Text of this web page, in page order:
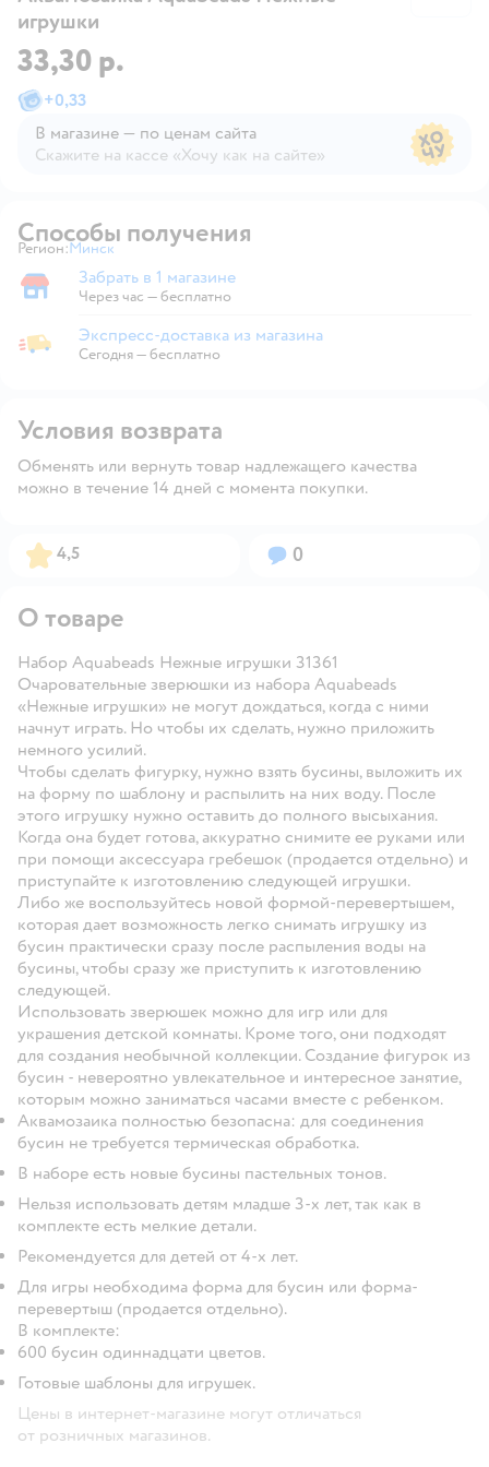
игрушки
33,30 р.
+0,33
В магазине — по ценам сайта
Скажите на кассе «Хочу как на сайте»
Способы получения
Регион: Выбор адреса доставки.
Минск
Забрать в магазине
Забрать в 1 магазине
Через час — бесплатно
Экспресс-доставка из магазина
Экспресс-доставка из магазина
Сегодня—бесплатно
Условия возврата
Обменять или вернуть товар надлежащего качества
можно в течение 14 дней с момента покупки.
Рейтинг:
4,5 Вопросов:
0
О товаре
Набор Aquabeads Нежные игрушки 31361
Очаровательные зверюшки из набора Aquabeads
«Нежные игрушки» не могут дождаться, когда с ними
начнут играть. Но чтобы их сделать, нужно приложить
немного усилий.
Чтобы сделать фигурку, нужно взять бусины, выложить их
на форму по шаблону и распылить на них воду. После
этого игрушку нужно оставить до полного высыхания.
Когда она будет готова, аккуратно снимите ее руками или
при помощи аксессуара гребешок (продается отдельно) и
приступайте к изготовлению следующей игрушки.
Либо же воспользуйтесь новой формой-перевертышем,
которая дает возможность легко снимать игрушку из
бусин практически сразу после распыления воды на
бусины, чтобы сразу же приступить к изготовлению
следующей.
Использовать зверюшек можно для игр или для
украшения детской комнаты. Кроме того, они подходят
для создания необычной коллекции. Создание фигурок из
бусин - невероятно увлекательное и интересное занятие,
которым можно заниматься часами вместе с ребенком.
Аквамозаика полностью безопасна: для соединения
бусин не требуется термическая обработка.
В наборе есть новые бусины пастельных тонов.
Нельзя использовать детям младше 3-х лет, так как в
комплекте есть мелкие детали.
Рекомендуется для детей от 4-х лет.
Для игры необходима форма для бусин или форма-
перевертыш (продается отдельно).
В комплекте:
600 бусин одиннадцати цветов.
Готовые шаблоны для игрушек.
Цены в интернет-магазине могут отличаться
от розничных магазинов.